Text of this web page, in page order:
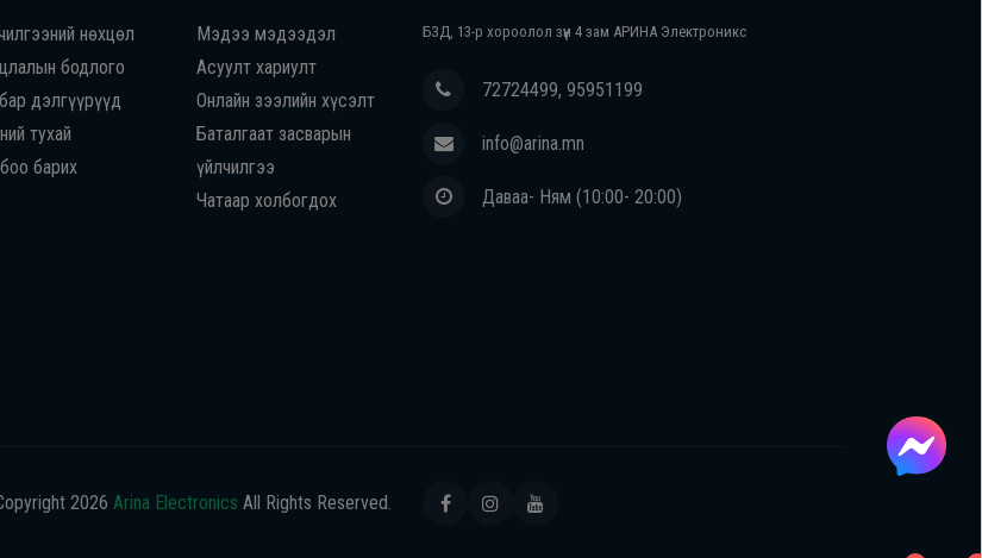
нөхцөл
бодлого
дэлгүүрүүд
тухай
барих
Мэдээ мэдээдэл
Асуулт хариулт
Онлайн зээлийн хүсэлт
Баталгаат засварын
үйлчилгээ
Чатаар холбогдох
БЗД, 13-р хороолол зүүн 4 зам АРИНА Электроникс
72724499, 95951199
info@arina.mn
Даваа- Ням (10:00- 20:00)
2026 Arina Electronics All Rights Reserved.